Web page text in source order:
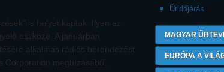
is helyet kaptak. Ilyen az
eszköze. A januárban
alkalmas rádiós berendezést
Corporation megbízásából.
Űridőjárás
MAGYAR
EURÓPA A